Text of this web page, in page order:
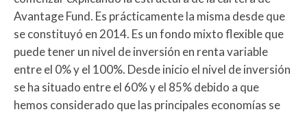
Avantage Fund. Es prácticamente la misma desde que
se constituyó en 2014. Es un fondo mixto flexible que
puede tener un nivel de inversión en renta variable
entre el 0% y el 100%. Desde inicio el nivel de inversión
se ha situado entre el 60% y el 85% debido a que
hemos considerado que las principales economías se